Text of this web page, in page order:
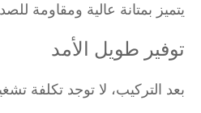
يتميز بمتانة عالية ومقاومة للصدأ
توفير طويل الأمد
بعد التركيب، لا توجد تكلفة تشغيل